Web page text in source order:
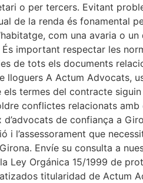
o per tercers. Evitant
de la renda és
com una avaria o
important respectar les
de tots els documents
A Actum Advocats,
termes del contracte
conflictes relacionats
de confiança a
i l’assessorament que
Envíe su consulta a
Ley Orgánica 15/1999 de
titularidad de Actum